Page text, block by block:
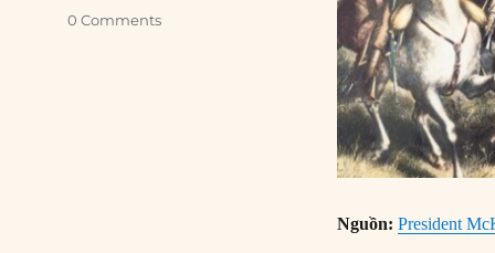
Nguồn:President
0 Comments